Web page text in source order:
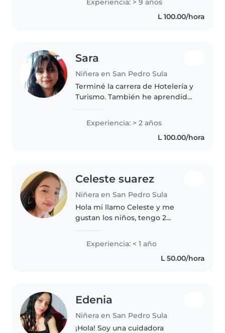
cuidar niños y ayudarles con
necesidades de aprendizaje en
Experiencia: > 9 años
L 100.00/hora
Sara
Niñera en San Pedro Sula
Terminé la carrera de Hotelería y
Turismo. También he aprendido
considero una persona
responsable y respetuosa, con
muchas ganas de trabajar y
Experiencia: > 2 años
L 100.00/hora
Celeste suarez
Niñera en San Pedro Sula
Hola mi llamo Celeste y me
gustan los niños, tengo 2
me gustan los niños y jugar con
ellos
Experiencia: < 1 año
L 50.00/hora
Edenia
Niñera en San Pedro Sula
¡Hola! Soy una cuidadora